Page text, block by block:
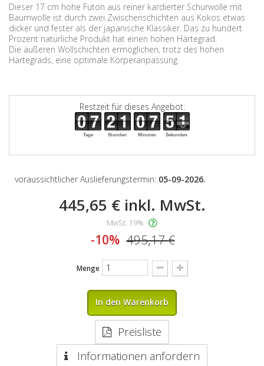
Dieser 17 cm hohe Futon aus reiner kardierter Schurwolle mit
Baumwolle ist durch zwei Zwischenschichten aus Kokos etwas
dicker und fester als der japanische Klassiker. Das zu hundert
Prozent natürliche Produkt hat einen hohen Härtegrad
Die äußeren Wollschichten ermöglichen, trotz des hohen
Härtegrads, eine optimale Körperanpassung.
Restzeit für dieses Angebot:
Tage Stunden Minuten Sekunden
voraussichtlicher Auslieferungstermin: 05-09-2026.
445,65 €inkl. MwSt.
MwSt. 19%
-10% 495,17 €
Menge
In den Warenkorb
Preisliste
Informationen anfordern